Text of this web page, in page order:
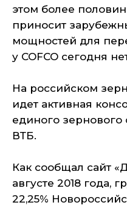
этом более
приносит
мощностей для
у COFCO сегодня
На российском
идет активная
единого зернового
ВТБ.
Как сообщал сайт
августе 2018 года,
22,25%